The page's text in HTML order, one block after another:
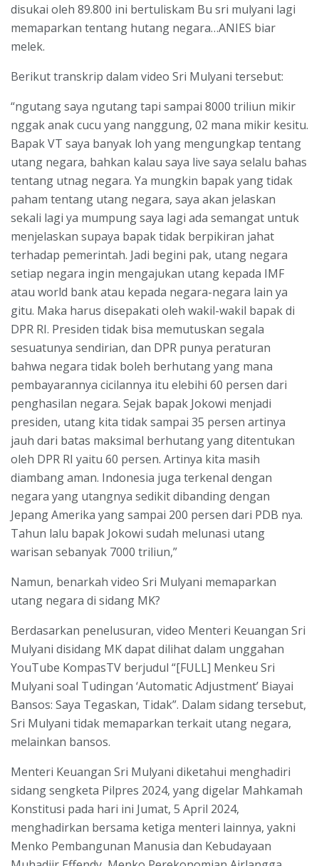
disukai oleh 89.800 ini bertuliskam Bu sri mulyani lagi
memaparkan tentang hutang negara…ANIES biar
melek.
Berikut transkrip dalam video Sri Mulyani tersebut:
“ngutang saya ngutang tapi sampai 8000 triliun mikir
nggak anak cucu yang nanggung, 02 mana mikir kesitu.
Bapak VT saya banyak loh yang mengungkap tentang
utang negara, bahkan kalau saya live saya selalu bahas
tentang utnag negara. Ya mungkin bapak yang tidak
paham tentang utang negara, saya akan jelaskan
sekali lagi ya mumpung saya lagi ada semangat untuk
menjelaskan supaya bapak tidak berpikiran jahat
terhadap pemerintah. Jadi begini pak, utang negara
setiap negara ingin mengajukan utang kepada IMF
atau world bank atau kepada negara-negara lain ya
gitu. Maka harus disepakati oleh wakil-wakil bapak di
DPR RI. Presiden tidak bisa memutuskan segala
sesuatunya sendirian, dan DPR punya peraturan
bahwa negara tidak boleh berhutang yang mana
pembayarannya cicilannya itu elebihi 60 persen dari
penghasilan negara. Sejak bapak Jokowi menjadi
presiden, utang kita tidak sampai 35 persen artinya
jauh dari batas maksimal berhutang yang ditentukan
oleh DPR RI yaitu 60 persen. Artinya kita masih
diambang aman. Indonesia juga terkenal dengan
negara yang utangnya sedikit dibanding dengan
Jepang Amerika yang sampai 200 persen dari PDB nya.
Tahun lalu bapak Jokowi sudah melunasi utang
warisan sebanyak 7000 triliun,”
Namun, benarkah video Sri Mulyani memaparkan
utang negara di sidang MK?
Berdasarkan penelusuran, video Menteri Keuangan Sri
Mulyani disidang MK dapat dilihat dalam unggahan
YouTube KompasTV berjudul “[FULL] Menkeu Sri
Mulyani soal Tudingan ‘Automatic Adjustment’ Biayai
Bansos: Saya Tegaskan, Tidak”. Dalam sidang tersebut,
Sri Mulyani tidak memaparkan terkait utang negara,
melainkan bansos.
Menteri Keuangan Sri Mulyani diketahui menghadiri
sidang sengketa Pilpres 2024, yang digelar Mahkamah
Konstitusi pada hari ini Jumat, 5 April 2024,
menghadirkan bersama ketiga menteri lainnya, yakni
Menko Pembangunan Manusia dan Kebudayaan